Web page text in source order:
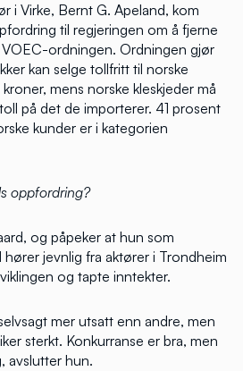
i Virke, Bernt G. Apeland, kom
til regjeringen om å fjerne
ordningen. Ordningen gjør
kan selge tollfritt til norske
mens norske kleskjeder må
på det de importerer. 41 prosent
kunder er i kategorien
oppfordring?
og påpeker at hun som
jevnlig fra aktører i Trondheim
og tapte inntekter.
mer utsatt enn andre, men
sterkt. Konkurranse er bra, men
avslutter hun.